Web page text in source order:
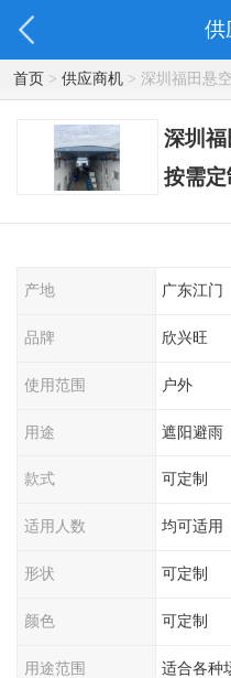
供
首页> 供应商机> 深圳福田悬
深圳
按需定
产地 广东江门
品牌 欣兴旺
使用范围 户外
用途 遮阳避雨
款式 可定制
适用人数 均可适用
形状 可定制
颜色 可定制
用途范围 适合各种